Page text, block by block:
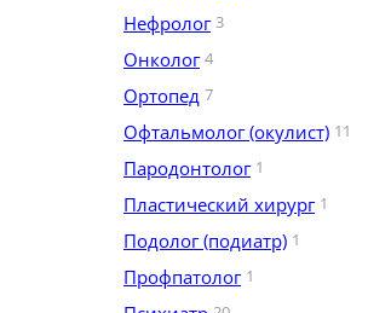
Нефролог 3
Онколог 4
Ортопед 7
Офтальмолог (окулист) 11
Пародонтолог 1
Пластический хирург 1
Подолог (подиатр) 1
Профпатолог 1